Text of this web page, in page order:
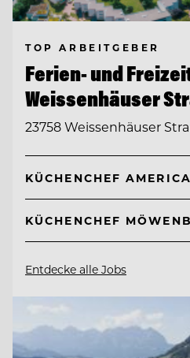
TOP ARBEITGEBER
Ferien- und
Weissenhäuser
23758 Weissenhäuser
KÜCHENCHEF
KÜCHENCHEF
Entdecke alle Jobs